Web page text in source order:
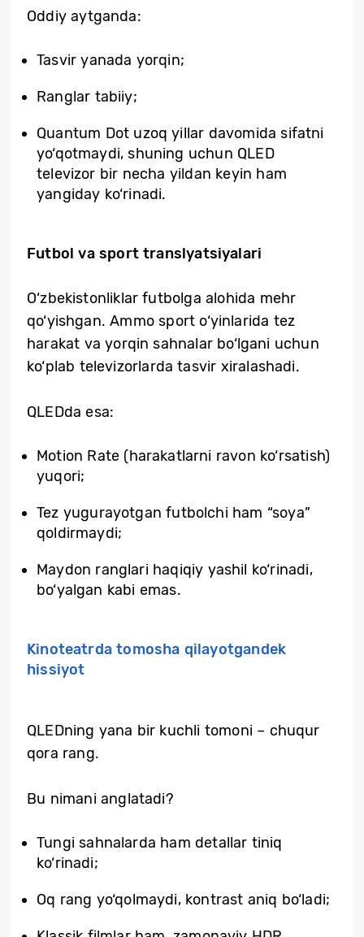
Oddiy aytganda:
Tasvir yanada yorqin;
Ranglar tabiiy;
Quantum Dot uzoq yillar davomida sifatni
yo‘qotmaydi, shuning uchun QLED
televizor bir necha yildan keyin ham
yangiday ko‘rinadi.
Futbol va sport translyatsiyalari
O‘zbekistonliklar futbolga alohida mehr
qo‘yishgan. Ammo sport o‘yinlarida tez
harakat va yorqin sahnalar bo‘lgani uchun
ko‘plab televizorlarda tasvir xiralashadi.
QLEDda esa:
Motion Rate (harakatlarni ravon ko‘rsatish)
yuqori;
Tez yugurayotgan futbolchi ham “soya”
qoldirmaydi;
Maydon ranglari haqiqiy yashil ko‘rinadi,
bo‘yalgan kabi emas.
Kinoteatrda tomosha qilayotgandek
hissiyot
QLEDning yana bir kuchli tomoni – chuqur
qora rang.
Bu nimani anglatadi?
Tungi sahnalarda ham detallar tiniq
ko‘rinadi;
Oq rang yo‘qolmaydi, kontrast aniq bo‘ladi;